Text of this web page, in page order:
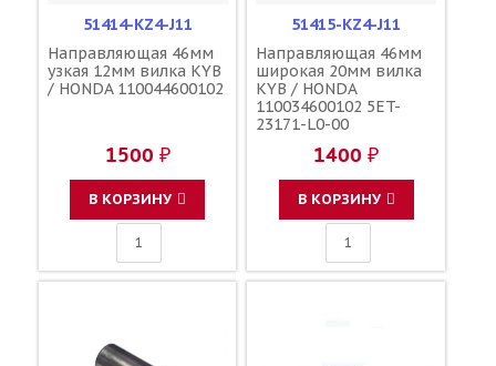
51414-KZ4-J11
Направляющая 46мм
узкая 12мм вилка KYB
/ HONDA 110044600102
1500 ₽
В КОРЗИНУ
51415-KZ4-J11
Направляющая 46мм
широкая 20мм вилка
KYB / HONDA
110034600102 5ET-
23171-L0-00
1400 ₽
В КОРЗИНУ